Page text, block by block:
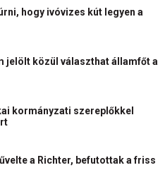
hogy ivóvizes kút legyen a
jelölt közül választhat államfőt a
kormányzati szereplőkkel
a Richter, befutottak a friss